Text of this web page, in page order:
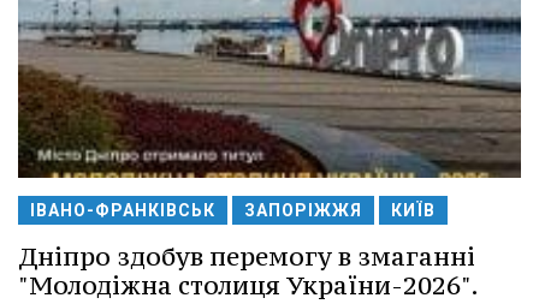
ІВАНО-ФРАНКІВСЬК ЗАПОРІЖЖЯ КИЇВ
Дніпро здобув перемогу в змаганні
"Молодіжна столиця України-2026".